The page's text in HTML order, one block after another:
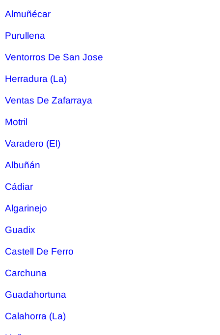
Almuñécar
Purullena
Ventorros De San Jose
Herradura (La)
Ventas De Zafarraya
Motril
Varadero (El)
Albuñán
Cádiar
Algarinejo
Guadix
Castell De Ferro
Carchuna
Guadahortuna
Calahorra (La)